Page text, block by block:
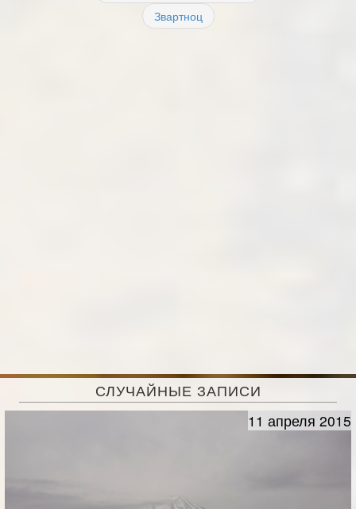
Звартноц
СЛУЧАЙНЫЕ ЗАПИСИ
11 апреля 2015